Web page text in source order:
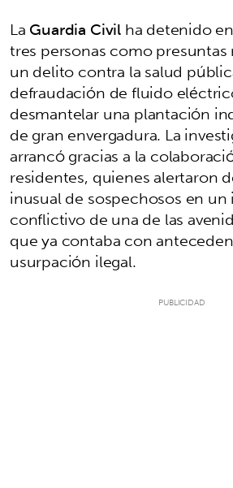
LaGuardia Civilha detenido en
tres personas como
un delito contra la salud
defraudación de fluido
desmantelar una plantación
de gran envergadura. La
arrancó gracias a la
residentes, quienes alertaron
inusual de sospechosos en
conflictivo de una de las
que ya contaba con
usurpación ilegal.